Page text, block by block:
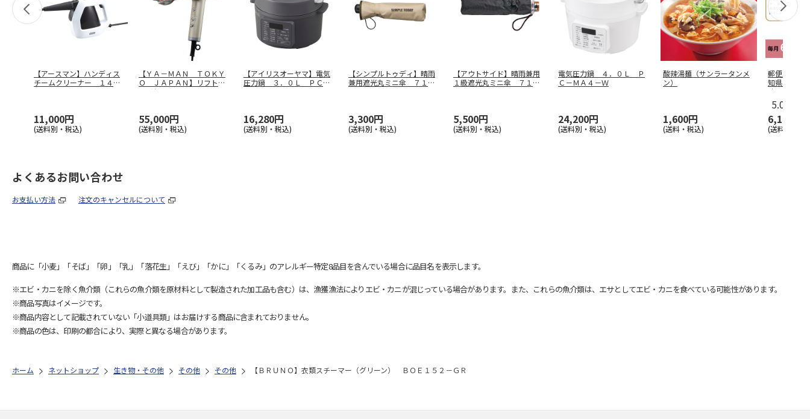
【アースマン】ハンディス
チームクリーナー １４０
11,000円
(送料別・税込)
【ＹＡ－ＭＡＮ ＴＯＫＹ
Ｏ ＪＡＰＡＮ】リフトド
ライヤー
55,000円
(送料別・税込)
【アイリスオーヤマ】電気
圧力鍋 ３．０Ｌ ＰＣ－
16,280円
(送料別・税込)
【シンプルトゥディ】晴雨
兼用遮光丸ミニ傘 ７１９
3,300円
(送料別・税込)
【アウトサイド】晴雨兼用
１級遮光丸ミニ傘 ７１９
5,500円
(送料別・税込)
電気圧力鍋 ４．０Ｌ Ｐ
Ｃ－ＭＡ４－Ｗ
24,200円
(送料別・税込)
酸辣湯麺（サンラータンメ
ン）
1,600円
(送料・税込)
郵便局のＷ
知県産 仁
め 無洗米
5.0
6,100円
(送料・税込)
よくあるお問い合わせ
お支払い方法 注文のキャンセルについて
商品に「小麦」「そば」「卵」「乳」「落花生」「えび」「かに」「くるみ」のアレルギー特定8品目を含んでいる場合に品目名を表示します。
※エビ・カニを除く魚介類（これらの魚介類を原材料として製造された加工品も含む）は、漁獲漁法によりエビ・カニが混じっている場合があります。また、これらの魚介類は、エサとしてエビ・カニを食べている可能性があります。
※商品写真はイメージです。
※商品内容として記載されていない「小道具類」はお届けする商品に含まれておりません。
※商品の色は、印刷の都合により、実際と異なる場合があります。
ホーム ネットショップ 生き物・その他 その他 その他 【ＢＲＵＮＯ】衣類スチーマー（グリーン） ＢＯＥ１５２－ＧＲ